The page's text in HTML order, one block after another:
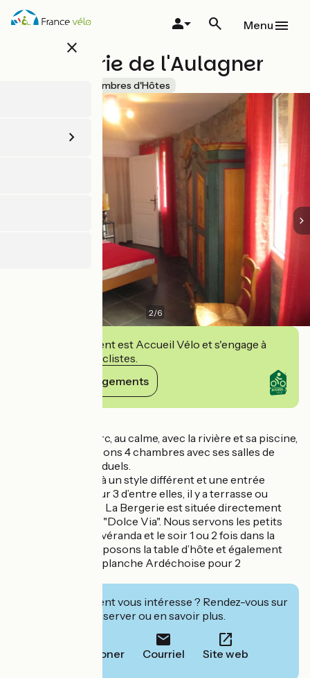
Aller
au
close
Menu
La Bergerie de l'Aulagner
Chambres d'Hôtes
2/6
Cet établissement est Accueil Vélo et s'engage à
accueillir des cyclistes.
Voir ses engagements
Dans un grand parc, au calme, avec la rivière et sa piscine,
nous vous proposons 4 chambres avec ses salles de
bains et WC individuels.
Chaque chambre à un style différent et une entrée
indépendante, pour 3 d’entre elles, il y a terrasse ou
jardinet individuel. La Bergerie est située directement
sur la voie verte la "Dolce Via". Nous servons les petits
déjeuners dans la véranda et le soir 1 ou 2 fois dans la
semaine nous proposons la table d’hôte et également
sur réservation la planche Ardéchoise pour 2
Cet établissement vous intéresse ? Rendez-vous sur
leur site pour réserver ou en savoir plus.
Téléphoner Courriel Site web